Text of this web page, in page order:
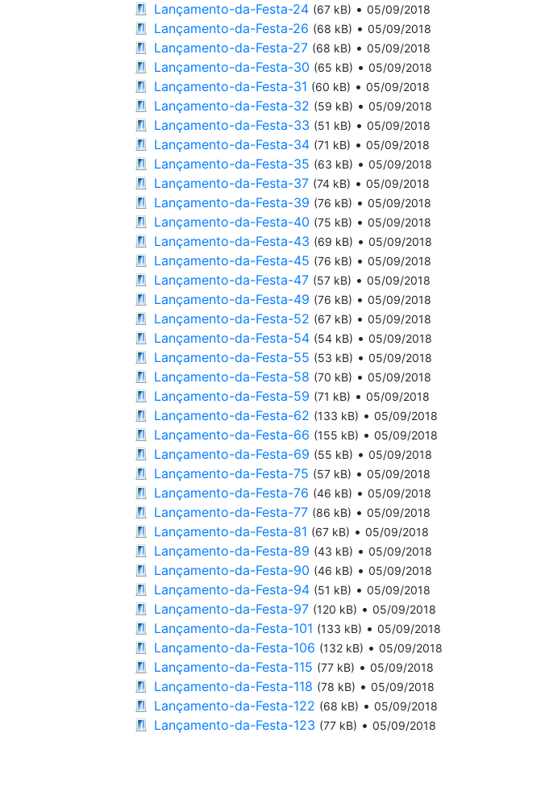
Lançamento-da-Festa-24 (67 kB) • 05/09/2018
Lançamento-da-Festa-26 (68 kB) • 05/09/2018
Lançamento-da-Festa-27 (68 kB) • 05/09/2018
Lançamento-da-Festa-30 (65 kB) • 05/09/2018
Lançamento-da-Festa-31 (60 kB) • 05/09/2018
Lançamento-da-Festa-32 (59 kB) • 05/09/2018
Lançamento-da-Festa-33 (51 kB) • 05/09/2018
Lançamento-da-Festa-34 (71 kB) • 05/09/2018
Lançamento-da-Festa-35 (63 kB) • 05/09/2018
Lançamento-da-Festa-37 (74 kB) • 05/09/2018
Lançamento-da-Festa-39 (76 kB) • 05/09/2018
Lançamento-da-Festa-40 (75 kB) • 05/09/2018
Lançamento-da-Festa-43 (69 kB) • 05/09/2018
Lançamento-da-Festa-45 (76 kB) • 05/09/2018
Lançamento-da-Festa-47 (57 kB) • 05/09/2018
Lançamento-da-Festa-49 (76 kB) • 05/09/2018
Lançamento-da-Festa-52 (67 kB) • 05/09/2018
Lançamento-da-Festa-54 (54 kB) • 05/09/2018
Lançamento-da-Festa-55 (53 kB) • 05/09/2018
Lançamento-da-Festa-58 (70 kB) • 05/09/2018
Lançamento-da-Festa-59 (71 kB) • 05/09/2018
Lançamento-da-Festa-62 (133 kB) • 05/09/2018
Lançamento-da-Festa-66 (155 kB) • 05/09/2018
Lançamento-da-Festa-69 (55 kB) • 05/09/2018
Lançamento-da-Festa-75 (57 kB) • 05/09/2018
Lançamento-da-Festa-76 (46 kB) • 05/09/2018
Lançamento-da-Festa-77 (86 kB) • 05/09/2018
Lançamento-da-Festa-81 (67 kB) • 05/09/2018
Lançamento-da-Festa-89 (43 kB) • 05/09/2018
Lançamento-da-Festa-90 (46 kB) • 05/09/2018
Lançamento-da-Festa-94 (51 kB) • 05/09/2018
Lançamento-da-Festa-97 (120 kB) • 05/09/2018
Lançamento-da-Festa-101 (133 kB) • 05/09/2018
Lançamento-da-Festa-106 (132 kB) • 05/09/2018
Lançamento-da-Festa-115 (77 kB) • 05/09/2018
Lançamento-da-Festa-118 (78 kB) • 05/09/2018
Lançamento-da-Festa-122 (68 kB) • 05/09/2018
Lançamento-da-Festa-123 (77 kB) • 05/09/2018